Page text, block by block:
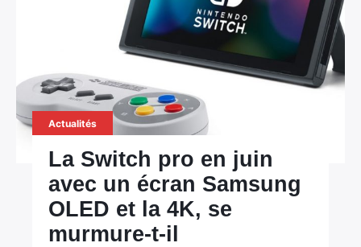
Actualités
La Switch pro en juin
avec un écran Samsung
OLED et la 4K, se
murmure-t-il